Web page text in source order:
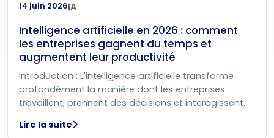
14 juin 2026IA
Intelligence artificielle en 2026 : comment
les entreprises gagnent du temps et
augmentent leur productivité
Introduction : L'intelligence artificielle transforme
profondément la manière dont les entreprises
travaillent, prennent des décisions et interagissent
Lire la suite